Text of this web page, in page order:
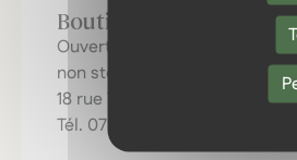
Boutique de Pau
Ouverture du mardi au samedi
non stop !
18 rue Tran, 64000 Pau
Tél. 07 80 91 68 10